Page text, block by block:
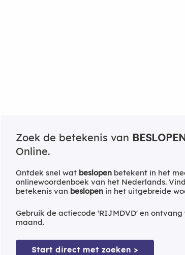
Zoek de betekenis van
Online.
Ontdek snel wat beslopen betekent in het
onlinewoordenboek van het Nederlands.
betekenis van beslopen in het uitgebreide
Gebruik de actiecode 'RIJMDVD' en ontvang
maand.
Start direct met zoeken >